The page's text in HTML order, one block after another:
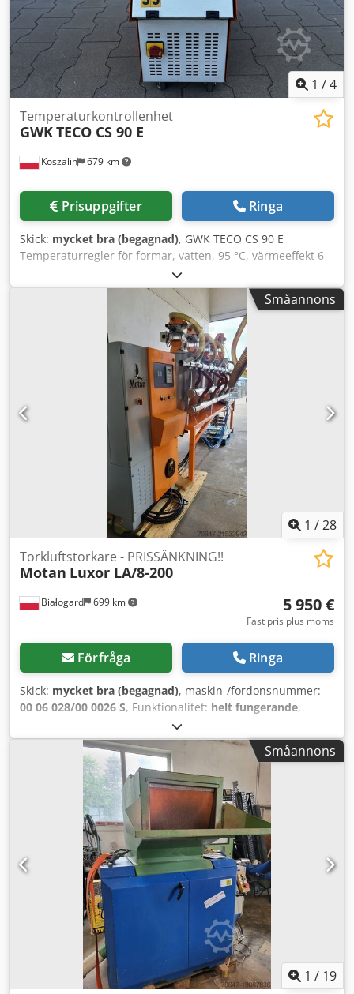
1 /4
Koszalin 679 km
Temperaturkontrollenhet
GWKTECO CS 90 E
Prisuppgifter Ringa
Skick: mycket bra (begagnad), GWK TECO CS 90 E
Temperaturregler för formar, vatten, 95 °C, värmeeffekt 6
kW, kyleffekt 23 kW Egenskaper: - Visning av funktioner och
fel. - Åtkomst till enhetsstyrningen via olika
lösenordsskyddade nivåer. - Komparator (övervakning av
aktuella värden och toleransvärden med larmsignalering).
- Elektronisk nivåreglering med skydd mot torrkörning. -
Automatisk påfyllning och kompletteringsfyllning med
nivåövervakning. Crjdpsznl Dusfx Apyef - Ytterligare
alternativ för manuell påfyllning med renat vatten. -
Automatisk avluftning. - Funktion för att upptäcka läckande
formar. - Formtömning. Kontroll/säkerhet: -
Temperaturgivare i strömförsörjningskretsen. -
Överhettningsskydd. - Beröringsfri styrning av
värmeelementet med halvledarrelä. - Säker
temperaturreducering vid avstängning. - Akustisk
larmsignal (horn). - Symmetrisk nätbelastning med
trefasdrift och trefasvärmeelement. - Trippel
säkerhetsfunktion för värmeelementet.
Småannons
1 /28
Białogard 699 km
Torkluftstorkare - PRISSÄNKNING!!
Motan Luxor LA/8-200
5 950 €
Fast pris plus moms
Förfråga Ringa
Skick: mycket bra (begagnad), maskin-/fordonsnummer:
00 06 028/00 0026 S, Funktionalitet: helt fungerande,
Torkaggregat för tryckluft Tillverkare: Motan Typ: Luxor
LA/8-200 Anslutningseffekt: 6 kW Tryckluftsflöde: 200 m3/h
Silor för granulat: 1 x 150 liter 4 x 60 liter
Materialtransportörer: Crsdpeyvfkrofx Apysf Tillverkare:
Motan Typ: HLX-06-1-A000-0 5 stycken PRISSÄNKNING
FRÅN 7500 TILL 5950 EUR!!!
Småannons
1 / 19